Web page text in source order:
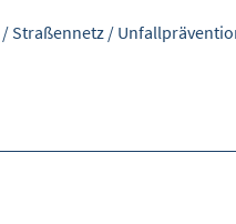
/ Straßennetz /